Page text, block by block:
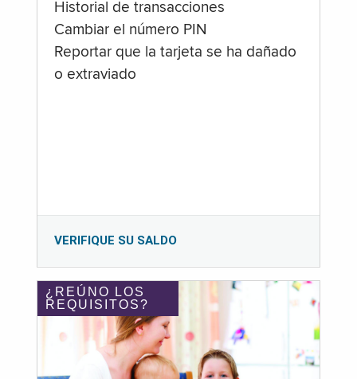
Historial de transacciones
Cambiar el número PIN
Reportar que la tarjeta se ha dañado
o extraviado
VERIFIQUE SU SALDO
¿REÚNO LOS
REQUISITOS?